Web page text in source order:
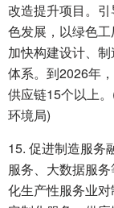
改造提升项目。
色发展，以绿色
加快构建设计、
体系。到2026年
供应链15个以上
环境局)
15. 促进制造服务
服务、大数据服
化生产性服务业对